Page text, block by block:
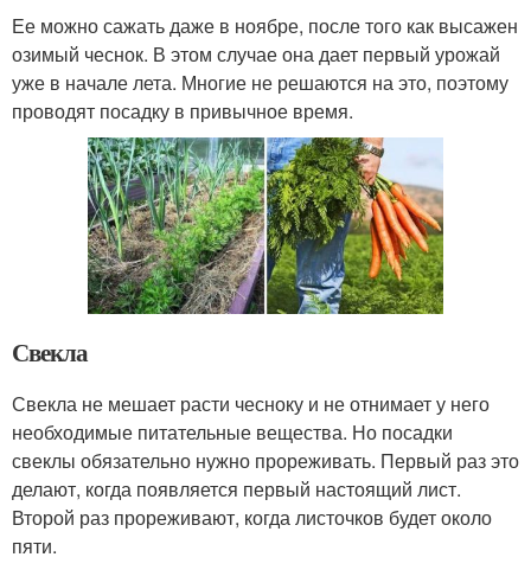
Ее можно сажать даже в ноябре, после того как высажен
озимый чеснок. В этом случае она дает первый урожай
уже в начале лета. Многие не решаются на это, поэтому
проводят посадку в привычное время.
Свекла
Свекла не мешает расти чесноку и не отнимает у него
необходимые питательные вещества. Но посадки
свеклы обязательно нужно прореживать. Первый раз это
делают, когда появляется первый настоящий лист.
Второй раз прореживают, когда листочков будет около
пяти.